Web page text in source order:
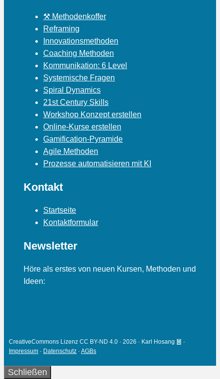
⚒ Methodenkoffer
Reframing
Innovationsmethoden
Coaching Methoden
Kommunikation: 6 Level
Systemische Fragen
Spiral Dynamics
21st Century Skills
Workshop Konzept erstellen
Online-Kurse erstellen
Gamification-Pyramide
Agile Methoden
Prozesse automatisieren mit KI
Kontakt
Startseite
Kontaktformular
Newsletter
Höre als erstes von neuen Kursen, Methoden und
Ideen:
CreativeCommons Lizenz CC BY-ND 4.0 · 2026 · Karl Hosang ䷰ ·
Impressum · Datenschutz · AGBs
Schließen